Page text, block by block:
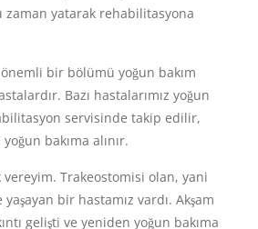
zaman yatarak rehabilitasyona
önemli bir bölümü yoğun bakım
Bazı hastalarımız yoğun
servisinde takip edilir,
bakıma alınır.
Trakeostomisi olan, yani
bir hastamız vardı. Akşam
gelişti ve yeniden yoğun bakıma